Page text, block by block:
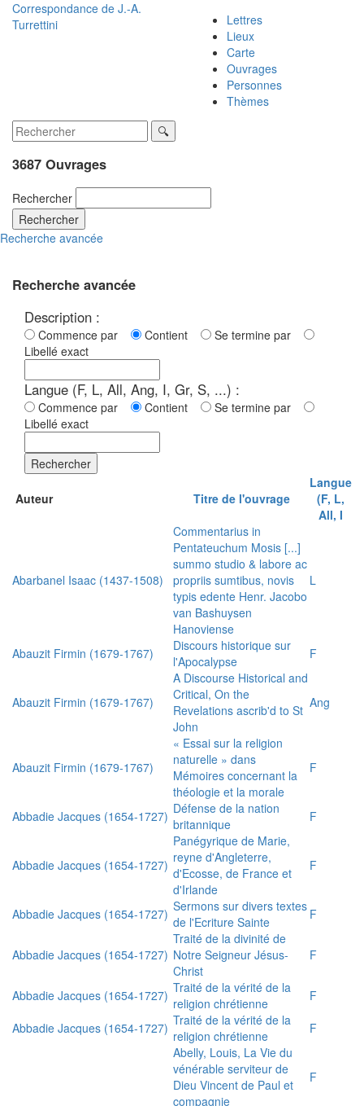
Correspondance de J.-A.
Turrettini
Lettres
Lieux
Carte
Ouvrages
Personnes
Thèmes
3687 Ouvrages
Rechercher
Rechercher
Recherche avancée
Recherche avancée
Description :
Commence par Contient
Se termine par
Libellé exact
Langue (F, L, All, Ang, I, Gr, S, ...) :
Commence par Contient
Se termine par
Libellé exact
Rechercher
Auteur Titre de l'ouvrage
Langue
(F, L,
All, I
Abarbanel Isaac (1437-1508)
Commentarius in
Pentateuchum Mosis [...]
summo studio & labore ac
propriis sumtibus, novis
typis edente Henr. Jacobo
van Bashuysen
Hanoviense
L
Abauzit Firmin (1679-1767)
Discours historique sur
l'Apocalypse
F
Abauzit Firmin (1679-1767)
A Discourse Historical and
Critical, On the
Revelations ascrib'd to St
John
Ang
Abauzit Firmin (1679-1767)
« Essai sur la religion
naturelle » dans
Mémoires concernant la
théologie et la morale
F
Abbadie Jacques (1654-1727) Défense de la nation
britannique
F
Abbadie Jacques (1654-1727)
Panégyrique de Marie,
reyne d'Angleterre,
d'Ecosse, de France et
d'Irlande
F
Abbadie Jacques (1654-1727) Sermons sur divers textes
de l'Ecriture Sainte
F
Abbadie Jacques (1654-1727)
Traité de la divinité de
Notre Seigneur Jésus-
Christ
F
Abbadie Jacques (1654-1727) Traité de la vérité de la
religion chrétienne
F
Abbadie Jacques (1654-1727) Traité de la vérité de la
religion chrétienne
F
Abelly, Louis, La Vie du
vénérable serviteur de
Dieu Vincent de Paul et
compagnie
F